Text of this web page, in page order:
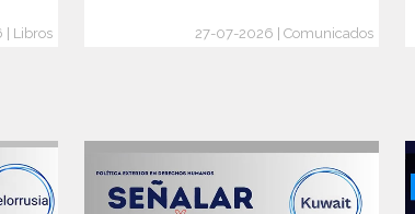
Libros 27-07-2026 | Comunicados